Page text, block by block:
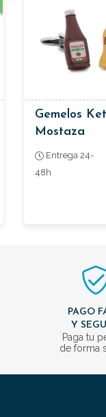
Gemelos
Mostaza
Entrega 24-
48h
PAGO
Y
Paga tu
de forma